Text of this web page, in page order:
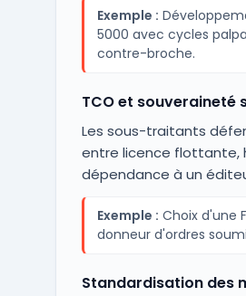
Exemple :
5000 avec cycles
contre-broche.
TCO et souveraineté
Les sous-traitants
entre licence flottante,
dépendance à un
Exemple : Choix d'une
donneur d'ordres
Standardisation des